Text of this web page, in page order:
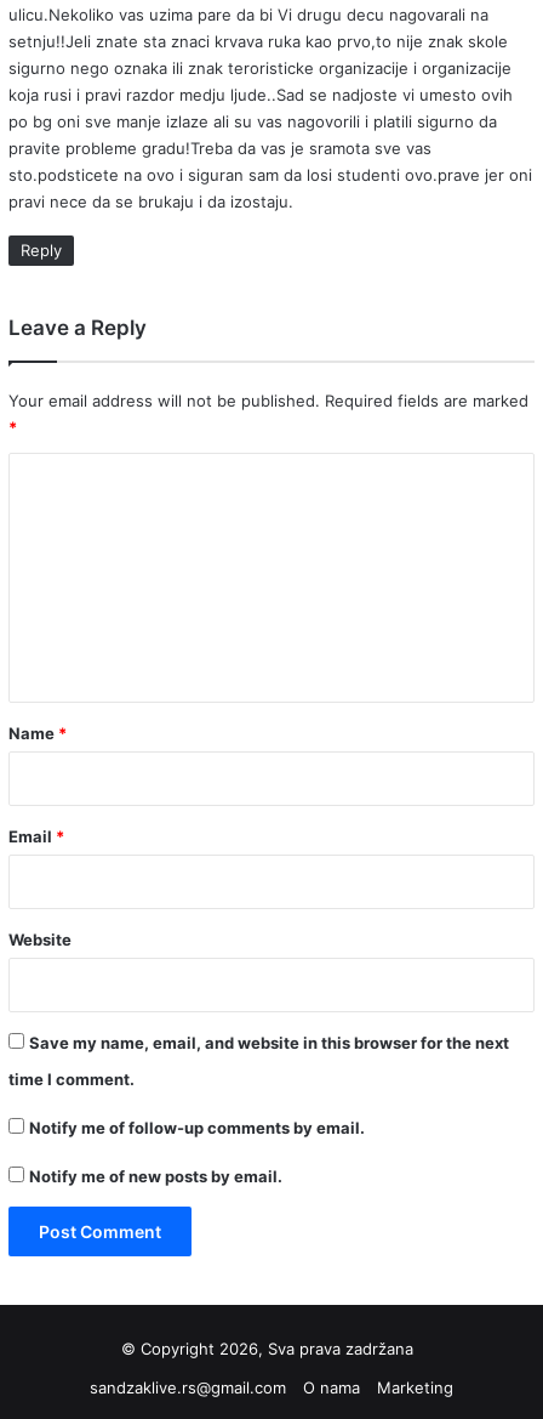
ulicu.Nekoliko vas uzima pare da bi Vi drugu decu nagovarali na
setnju!!Jeli znate sta znaci krvava ruka kao prvo,to nije znak skole
sigurno nego oznaka ili znak teroristicke organizacije i organizacije
koja rusi i pravi razdor medju ljude..Sad se nadjoste vi umesto ovih
po bg oni sve manje izlaze ali su vas nagovorili i platili sigurno da
pravite probleme gradu!Treba da vas je sramota sve vas
sto.podsticete na ovo i siguran sam da losi studenti ovo.prave jer oni
pravi nece da se brukaju i da izostaju.
Reply
Leave a Reply
Your email address will not be published. Required fields are marked
*
*
Name *
Email *
Website
Save my name, email, and website in this browser for the next
time I comment.
Notify me of follow-up comments by email.
Notify me of new posts by email.
© Copyright 2026, Sva prava zadržana
sandzaklive.rs@gmail.com
O nama Marketing